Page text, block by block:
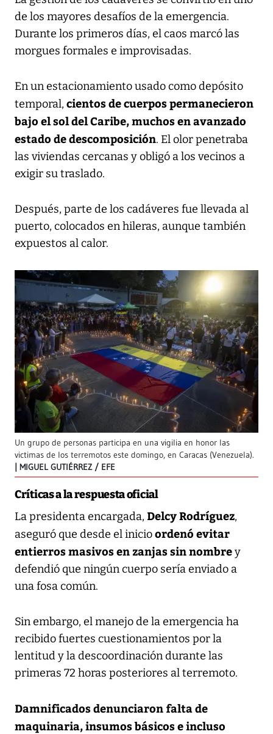
de los mayores desafíos de la emergencia.
Durante los primeros días, el caos marcó las
morgues formales e improvisadas.
En un estacionamiento usado como depósito
temporal, cientos de cuerpos permanecieron
bajo el sol del Caribe, muchos en avanzado
estado de descomposición. El olor penetraba
las viviendas cercanas y obligó a los vecinos a
exigir su traslado.
Después, parte de los cadáveres fue llevada al
puerto, colocados en hileras, aunque también
expuestos al calor.
Un grupo de personas participa en una vigilia en honor las
victimas de los terremotos este domingo, en Caracas (Venezuela).
MIGUEL GUTIÉRREZ / EFE
Críticas a la respuesta oficial
La presidenta encargada, Delcy Rodríguez,
aseguró que desde el inicioordenó evitar
entierros masivos en zanjas sin nombrey
defendió que ningún cuerpo sería enviado a
una fosa común.
Sin embargo, el manejo de la emergencia ha
recibido fuertes cuestionamientos por la
lentitud y la descoordinación durante las
primeras 72 horas posteriores al terremoto.
Damnificados denunciaron falta de
maquinaria, insumos básicos e incluso